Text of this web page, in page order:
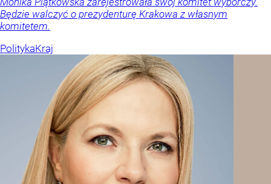
Będzie walczyć o prezydenturę Krakowa z własnym
komitetem.
PolitykaKraj